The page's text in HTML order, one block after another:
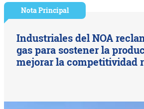
Nota Principal
Industriales del NOA
gas para sostener la
mejorar la competitividad